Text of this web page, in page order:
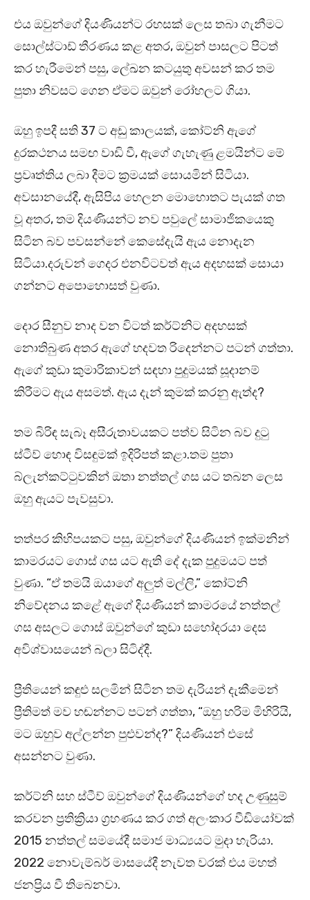
එය ඔවුන්ගේ දියණියන්ට රහසක් ලෙස තබා ගැනීමට
සොල්ස්ටාඩ් තීරණය කළ අතර, ඔවුන් පාසලට පිටත්
කර හැරීමෙන් පසු, ලේඛන කටයුතු අවසන් කර තම
පුතා නිවසට ගෙන ඒමට ඔවුන් රෝහලට ගියා.
ඔහු ඉපදී සති 37 ට අඩු කාලයක්, කෝට්නි ඇගේ
දුරකථනය සමඟ වාඩි වී, ඇගේ ගැහැණු ළමයින්ට මේ
ප්‍රවෘත්තිය ලබා දීමට ක්‍රමයක් සොයමින් සිටියා.
අවසානයේදී, ඇසිපිය හෙලන මොහොතට පැයක් ගත
වූ අතර, තම දියණියන්ට නව පවුලේ සාමාජිකයෙකු
සිටින බව පවසන්නේ කෙසේදැයි ඇය නොදැන
සිටියා.දරුවන් ගෙදර එනවිටවත් ඇය අදහසක් සොයා
ගන්නට අපොහොසත් වුණා.
දොර සීනුව නාද වන විටත් කර්ට්නිට අදහසක්
නොතිබුණ අතර ඇගේ හදවත රිදෙන්නට පටන් ගත්තා.
ඇගේ කුඩා කුමාරිකාවන් සඳහා පුදුමයක් සූදානම්
කිරීමට ඇය අසමත්. ඇය දැන් කුමක් කරනු ඇත්ද?
තම බිරිඳ සැබෑ අසීරුතාවයකට පත්ව සිටින බව දුටු
ස්ටීව් හොඳ විසඳුමක් ඉදිරිපත් කළා.තම පුතා
බ්ලැන්කට්ටුවකින් ඔතා නත්තල් ගස යට තබන ලෙස
ඔහු ඇයට පැවසුවා.
තත්පර කිහිපයකට පසු, ඔවුන්ගේ දියණියන් ඉක්මනින්
කාමරයට ගොස් ගස යට ඇති දේ දැක පුදුමයට පත්
වුණා. “ඒ තමයි ඔයාගේ අලුත් මල්ලි,” කෝට්නි
නිවේදනය කළේ ඇගේ දියණියන් කාමරයේ නත්තල්
ගස අසලට ගොස් ඔවුන්ගේ කුඩා සහෝදරයා දෙස
අවිශ්වාසයෙන් බලා සිටිද්දී.
ප්‍රීතියෙන් කඳුළු සලමින් සිටින තම දැරියන් දැකීමෙන්
ප්‍රීතිමත් මව හඬන්නට පටන් ගත්තා, “ඔහු හරිම මිහිරියි,
මට ඔහුව අල්ලන්න පුළුවන්ද?” දියණියන් එසේ
අසන්නට වුණා.
කර්ට්නි සහ ස්ටීව් ඔවුන්ගේ දියණියන්ගේ හද උණුසුම්
කරවන ප්‍රතික්‍රියා ග්‍රහණය කර ගත් අලංකාර වීඩියෝවක්
2015 නත්තල් සමයේදී සමාජ මාධ්‍යයට මුදා හැරියා.
2022 නොවැම්බර් මාසයේදී නැවත වරක් එය මහත්
ජනප්‍රිය වී තිබෙනවා.